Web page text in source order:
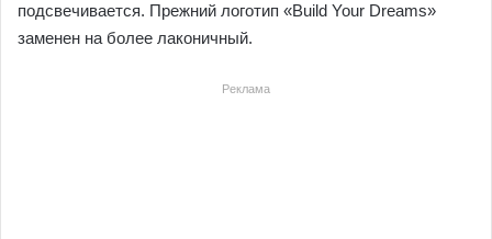
подсвечивается. Прежний логотип «Build Your Dreams»
заменен на более лаконичный.
Реклама